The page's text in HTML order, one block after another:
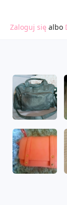
Zaloguj się albo